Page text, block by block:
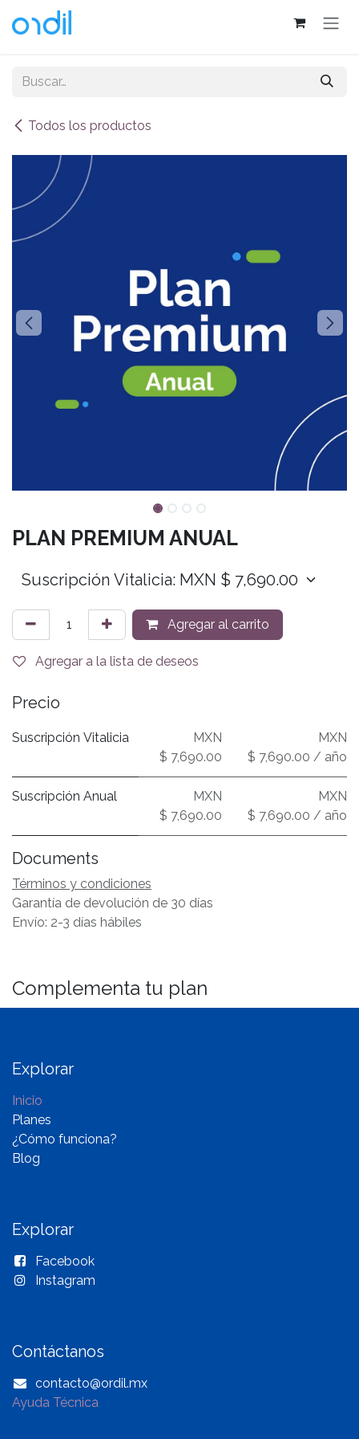
Ir al contenido
Todos los productos
PLAN PREMIUM ANUAL
Agregar al carrito
Agregar a la lista de deseos
Precio
Suscripción Vitalicia
MXN
$ 7,690.00
MXN
$ 7,690.00 / año
Suscripción Anual
MXN
$ 7,690.00
MXN
$ 7,690.00 / año
Documents
Términos y condiciones
Garantía de devolución de 30 días
Envío: 2-3 días hábiles
Complementa tu plan
Explorar
Inicio
Planes
¿Cómo funciona?
Blog
Explorar
Facebook
Instagram
Contáctanos
contacto@ordil.mx
Ayuda Técnica